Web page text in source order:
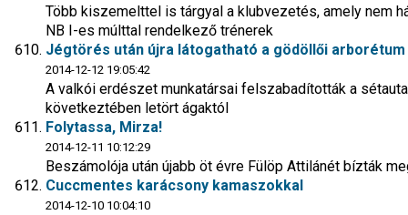
Több kiszemelttel is tárgyal a klubvezetés, amely nem
NB I-es múlttal rendelkező trénerek
Jégtörés után újra látogatható a gödöllői arborétum
2014-12-12 19:05:42
A valkói erdészet munkatársai felszabadították a
következtében letört ágaktól
Folytassa, Mirza!
2014-12-11 10:12:29
Beszámolója után újabb öt évre Fülöp Attilánét bízták
Cuccmentes karácsony kamaszokkal
2014-12-10 10:04:10